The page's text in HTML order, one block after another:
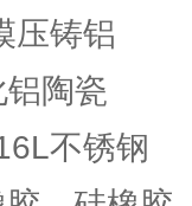
铸铝
陶瓷
不锈钢